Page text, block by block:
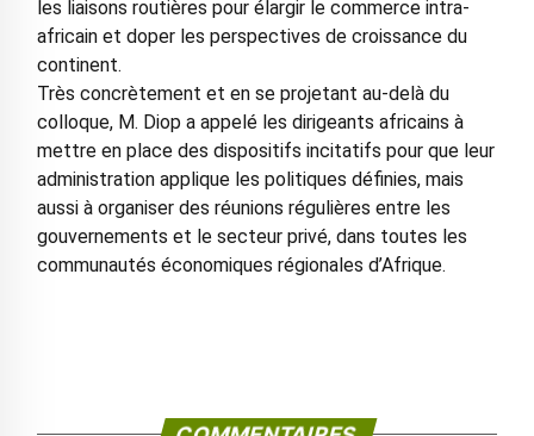
les liaisons routières pour élargir le commerce intra-
africain et doper les perspectives de croissance du
continent.
Très concrètement et en se projetant au-delà du
colloque, M. Diop a appelé les dirigeants africains à
mettre en place des dispositifs incitatifs pour que leur
administration applique les politiques définies, mais
aussi à organiser des réunions régulières entre les
gouvernements et le secteur privé, dans toutes les
communautés économiques régionales d’Afrique.